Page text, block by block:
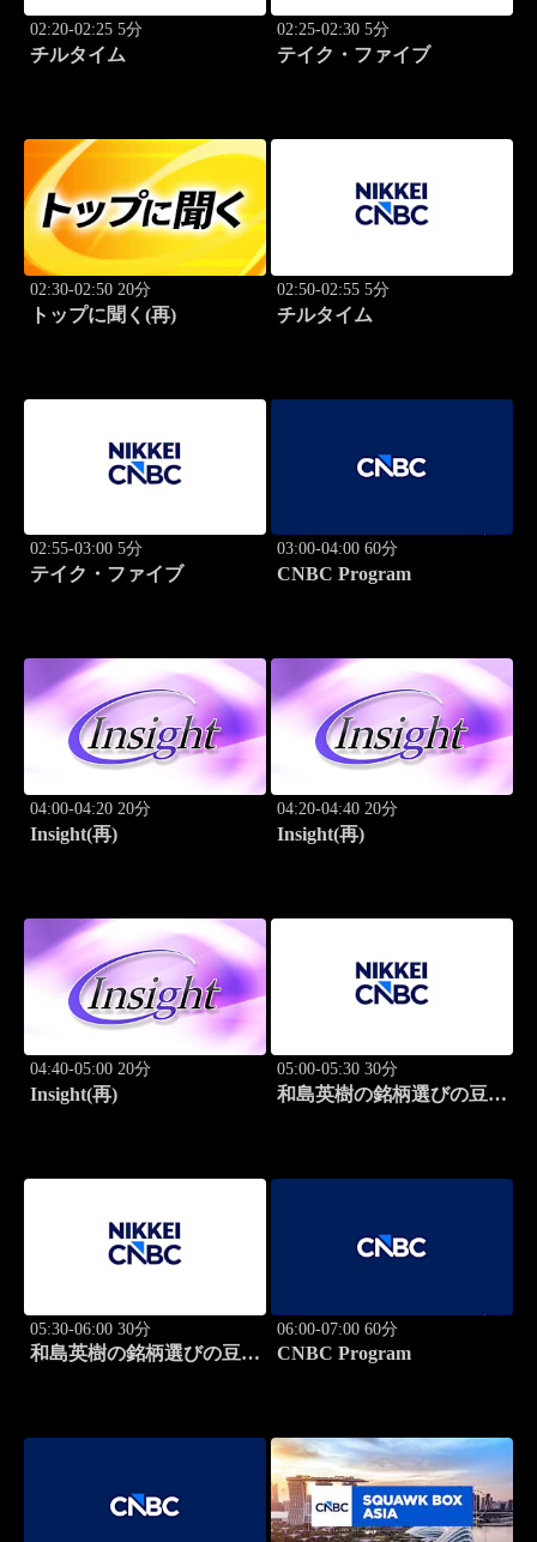
02:20-02:25 5分
チルタイム
02:25-02:30 5分
テイク・ファイブ
02:30-02:50 20分
トップに聞く(再)
02:50-02:55 5分
チルタイム
02:55-03:00 5分
テイク・ファイブ
03:00-04:00 60分
CNBC Program
04:00-04:20 20分
Insight(再)
04:20-04:40 20分
Insight(再)
04:40-05:00 20分
Insight(再)
05:00-05:30 30分
和島英樹の銘柄選びの豆知
05:30-06:00 30分
和島英樹の銘柄選びの豆知
06:00-07:00 60分
CNBC Program